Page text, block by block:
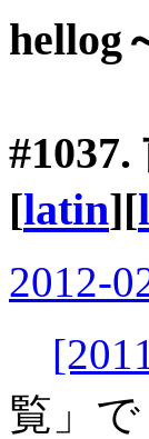
hellog
[latin][
2012-
覧」